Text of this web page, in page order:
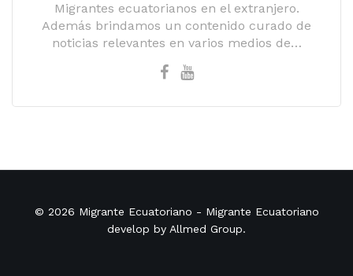
Migrantes ecuatorianos en el extranjero.
Además brindamos un contenido curado de
noticias relevantes en varios medios de…
© 2026 Migrante Ecuatoriano - Migrante Ecuatoriano
develop by Allmed Group.